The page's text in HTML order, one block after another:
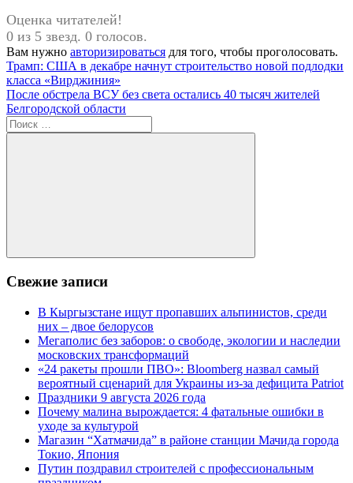
Оценка читателей!
0 из 5 звезд. 0 голосов.
Вам нужно авторизироваться для того, чтобы проголосовать.
Навигация
по
записям
Предыдущая
запись:
Трамп: США в декабре начнут строительство новой подлодки
класса «Вирджиния»
Следующая
запись:
После обстрела ВСУ без света остались 40 тысяч жителей
Белгородской области
Поиск
для:
Поиск
Свежие записи
В Кыргызстане ищут пропавших альпинистов, среди
них – двое белорусов
Мегаполис без заборов: о свободе, экологии и наследии
московских трансформаций
«24 ракеты прошли ПВО»: Bloomberg назвал самый
вероятный сценарий для Украины из-за дефицита Patriot
Праздники 9 августа 2026 года
Почему малина вырождается: 4 фатальные ошибки в
уходе за культурой
Магазин “Хатмачида” в районе станции Мачида города
Токио, Япония
Путин поздравил строителей с профессиональным